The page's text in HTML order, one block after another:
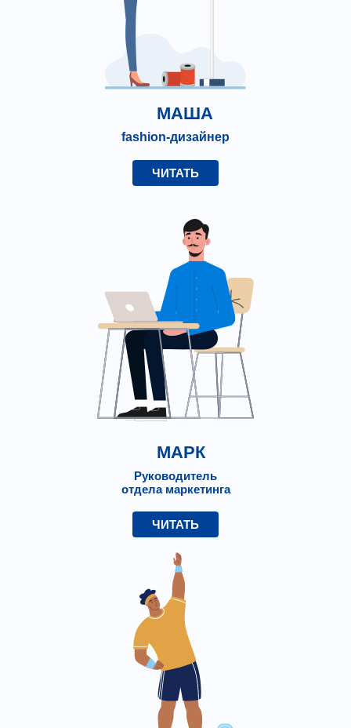
МАРК
Руководитель
отдела маркетинга
МАША
fashion-дизайнер
ЧИТАТЬ
ЧИТАТЬ